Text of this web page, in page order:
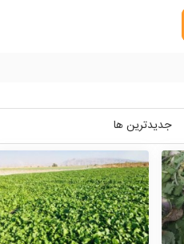
جدیدترین ها